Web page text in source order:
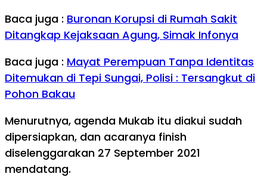
Baca juga : Buronan Korupsi di Rumah Sakit
Ditangkap Kejaksaan Agung, Simak Infonya
Baca juga : Mayat Perempuan Tanpa Identitas
Ditemukan di Tepi Sungai, Polisi : Tersangkut di
Pohon Bakau
Menurutnya, agenda Mukab itu diakui sudah
dipersiapkan, dan acaranya finish
diselenggarakan 27 September 2021
mendatang.